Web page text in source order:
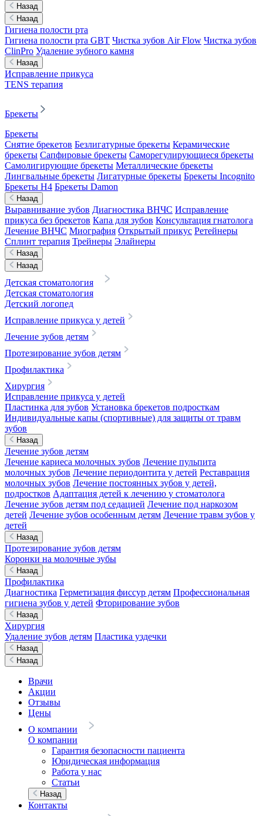
Назад
Назад
Гигиена полости рта
Гигиена полости рта GBT Чистка зубов Air Flow Чистка зубов
ClinPro Удаление зубного камня
Назад
Исправление прикуса
TENS терапия
Брекеты
Брекеты
Снятие брекетов Безлигатурные брекеты Керамические
брекеты Сапфировые брекеты Саморегулирующиеся брекеты
Самолигирующие брекеты Металлические брекеты
Лингвальные брекеты Лигатурные брекеты Брекеты Incognito
Брекеты H4 Брекеты Damon
Назад
Выравнивание зубов Диагностика ВНЧС Исправление
прикуса без брекетов Капа для зубов Консультация гнатолога
Лечение ВНЧС Миография Открытый прикус Ретейнеры
Сплинт терапия Трейнеры Элайнеры
Назад
Назад
Детская стоматология
Детская стоматология
Детский логопед
Исправление прикуса у детей
Лечение зубов детям
Протезирование зубов детям
Профилактика
Хирургия
Исправление прикуса у детей
Пластинка для зубов Установка брекетов подросткам
Индивидуальные капы (спортивные) для защиты от травм
зубов
Назад
Лечение зубов детям
Лечение кариеса молочных зубов Лечение пульпита
молочных зубов Лечение периодонтита у детей Реставрация
молочных зубов Лечение постоянных зубов у детей,
подростков Адаптация детей к лечению у стоматолога
Лечение зубов детям под седацией Лечение под наркозом
детей Лечение зубов особенным детям Лечение травм зубов у
детей
Назад
Протезирование зубов детям
Коронки на молочные зубы
Назад
Профилактика
Диагностика Герметизация фиссур детям Профессиональная
гигиена зубов у детей Фторирование зубов
Назад
Хирургия
Удаление зубов детям Пластика уздечки
Назад
Назад
Врачи
Акции
Отзывы
Цены
О компании
О компании
Гарантия безопасности пациента
Юридическая информация
Работа у нас
Статьи
Назад
Контакты